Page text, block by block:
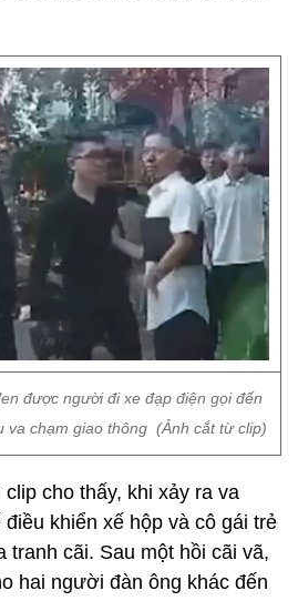
được người đi xe đạp điện gọi đến
va chạm giao thông (Ảnh cắt từ clip)
cho thấy, khi xảy ra va
khiển xế hộp và cô gái trẻ
tranh cãi. Sau một hồi cãi vã,
hai người đàn ông khác đến